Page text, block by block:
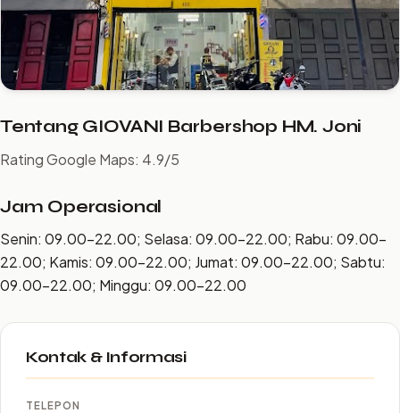
Tentang GIOVANI Barbershop HM. Joni ️ ️ ️ ️ ️
Rating Google Maps: 4.9/5
Jam Operasional
Senin: 09.00–22.00; Selasa: 09.00–22.00; Rabu: 09.00–
22.00; Kamis: 09.00–22.00; Jumat: 09.00–22.00; Sabtu:
09.00–22.00; Minggu: 09.00–22.00
Kontak & Informasi
TELEPON